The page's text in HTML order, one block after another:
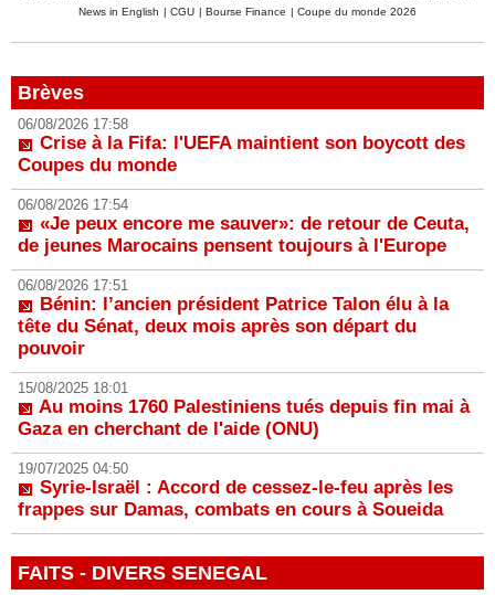
News in English | CGU | Bourse Finance | Coupe du monde 2026
Brèves
06/08/2026 17:58
Crise à la Fifa: l'UEFA maintient son boycott des
Coupes du monde
06/08/2026 17:54
«Je peux encore me sauver»: de retour de Ceuta,
de jeunes Marocains pensent toujours à l'Europe
06/08/2026 17:51
Bénin: l’ancien président Patrice Talon élu à la
tête du Sénat, deux mois après son départ du
pouvoir
15/08/2025 18:01
Au moins 1760 Palestiniens tués depuis fin mai à
Gaza en cherchant de l'aide (ONU)
19/07/2025 04:50
Syrie-Israël : Accord de cessez-le-feu après les
frappes sur Damas, combats en cours à Soueida
FAITS - DIVERS SENEGAL